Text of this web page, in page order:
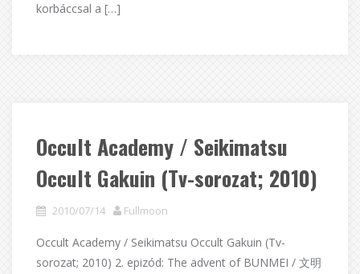
korbáccsal a […]
Occult Academy / Seikimatsu
Occult Gakuin (Tv-sorozat; 2010)
2010/07/14 Fullmoon
Occult Academy / Seikimatsu Occult Gakuin (Tv-
sorozat; 2010) 2. epizód: The advent of BUNMEI / 文明